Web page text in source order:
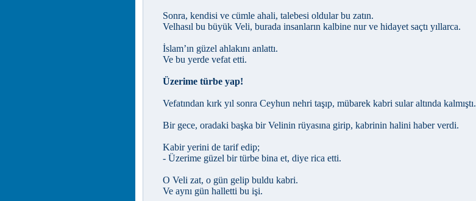
Sonra, kendisi ve cümle ahali, talebesi oldular bu zatın.
Velhasıl bu büyük Veli, burada insanların kalbine nur ve hidayet saçtı yıllarca.
İslam’ın güzel ahlakını anlattı.
Ve bu yerde vefat etti.
Üzerime türbe yap!
Vefatından kırk yıl sonra Ceyhun nehri taşıp, mübarek kabri sular altında kalmıştı.
Bir gece, oradaki başka bir Velinin rüyasına girip, kabrinin halini haber verdi.
Kabir yerini de tarif edip;
- Üzerime güzel bir türbe bina et, diye rica etti.
O Veli zat, o gün gelip buldu kabri.
Ve aynı gün halletti bu işi.